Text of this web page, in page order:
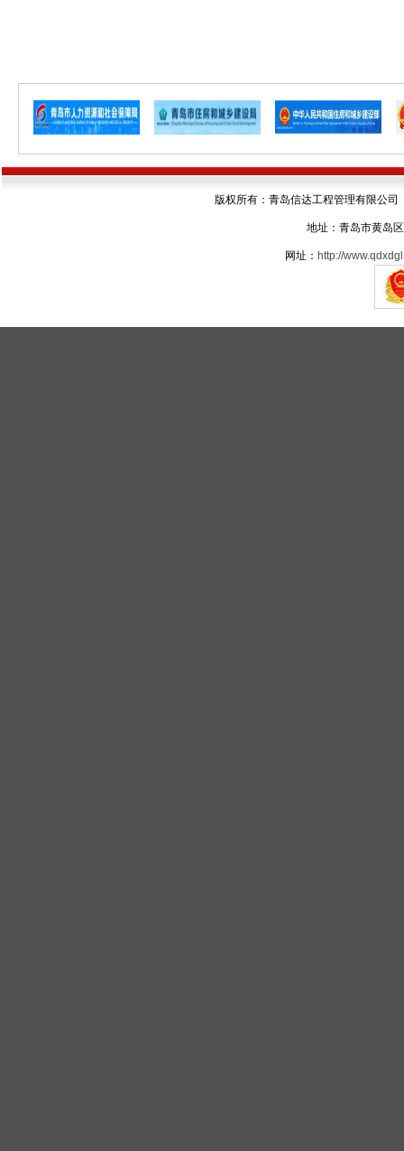
版权所有：青岛信达工程管理有限公
地址：青岛市黄岛
网址： http://